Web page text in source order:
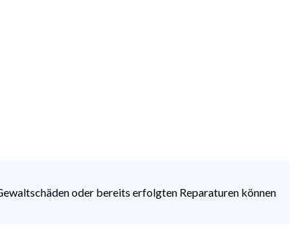
oder bereits erfolgten Reparaturen können